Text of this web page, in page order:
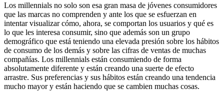
Los millennials no solo son esa gran masa de jóvenes consumidores
que las marcas no comprenden y ante los que se esfuerzan en
intentar visualizar cómo, ahora, se comportan los usuarios y qué es
lo que les interesa consumir, sino que además son un grupo
demográfico que está teniendo una elevada presión sobre los hábitos
de consumo de los demás y sobre las cifras de ventas de muchas
compañías. Los millennials están consumiendo de forma
absolutamente diferente y están creando una suerte de efecto
arrastre. Sus preferencias y sus hábitos están creando una tendencia
mucho mayor y están haciendo que se cambien muchas cosas.